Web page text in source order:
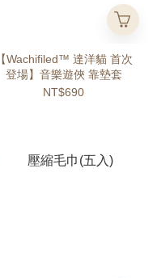
【Wachifiled™ 達洋貓 首次
登場】音樂遊俠 靠墊套
NT$690